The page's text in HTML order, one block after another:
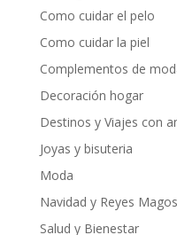
Como cuidar el pelo
Como cuidar la piel
Complementos de
Decoración hogar
Destinos y Viajes con
Joyas y bisuteria
Moda
Navidad y Reyes Magos
Salud y Bienestar